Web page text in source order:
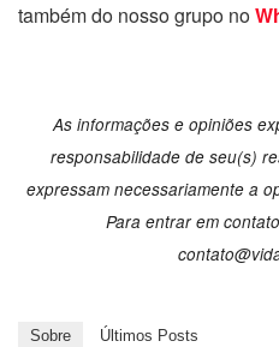
também do nosso grupo no
As informações e opiniões
responsabilidade de seu(s)
expressam necessariamente a
Para entrar em
Sobre Últimos Posts